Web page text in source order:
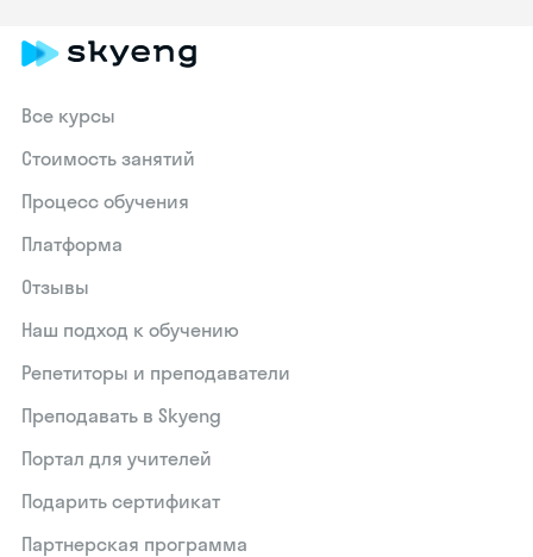
Все курсы
Стоимость занятий
Процесс обучения
Платформа
Отзывы
Наш подход к обучению
Репетиторы и преподаватели
Преподавать в Skyeng
Портал для учителей
Подарить сертификат
Партнерская программа